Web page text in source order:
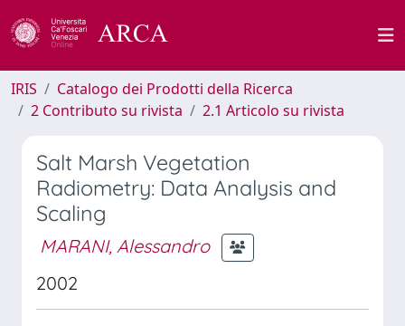
IRIS
Catalogo dei Prodotti della Ricerca
2 Contributo su rivista
2.1 Articolo su rivista
Salt Marsh Vegetation
Radiometry: Data Analysis and
Scaling
MARANI, Alessandro
2002